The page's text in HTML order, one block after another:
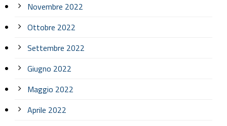
Novembre 2022
Ottobre 2022
Settembre 2022
Giugno 2022
Maggio 2022
Aprile 2022